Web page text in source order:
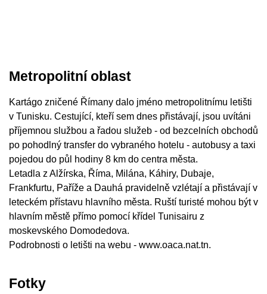
Metropolitní oblast
Kartágo zničené Římany dalo jméno metropolitnímu letišti
v Tunisku. Cestující, kteří sem dnes přistávají, jsou uvítáni
příjemnou službou a řadou služeb - od bezcelních obchodů
po pohodlný transfer do vybraného hotelu - autobusy a taxi
pojedou do půl hodiny 8 km do centra města.
Letadla z Alžírska, Říma, Milána, Káhiry, Dubaje,
Frankfurtu, Paříže a Dauhá pravidelně vzlétají a přistávají v
leteckém přístavu hlavního města. Ruští turisté mohou být v
hlavním městě přímo pomocí křídel Tunisairu z
moskevského Domodedova.
Podrobnosti o letišti na webu - www.oaca.nat.tn.
Fotky